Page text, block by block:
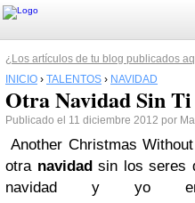
¿Los artículos de tu blog publicados
INICIO › TALENTOS › NAVIDAD
Otra Navidad Sin Ti
Publicado el 11 diciembre 2012 por
Another Christmas
otra navidadsin los seres
navidad y yo